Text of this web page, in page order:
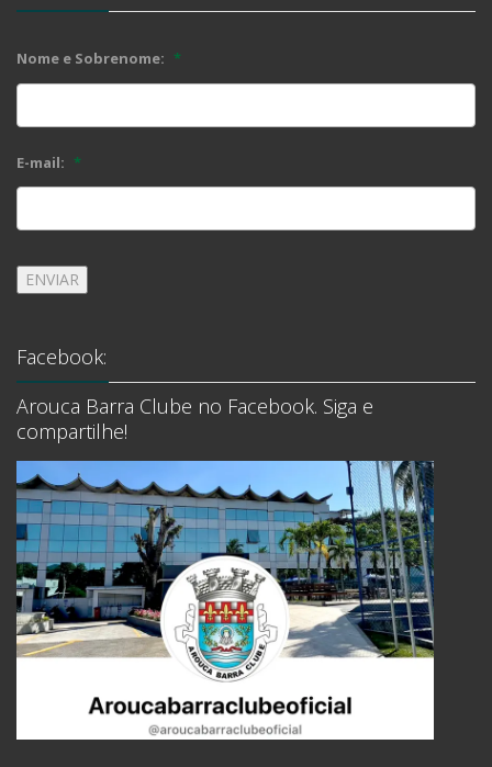
Nome e Sobrenome: *
E-mail: *
ENVIAR
Facebook:
Arouca Barra Clube no Facebook. Siga e
compartilhe!